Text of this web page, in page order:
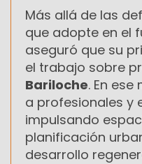
Más allá de las
que adopte en el
aseguró que su
el trabajo sobre
Bariloche. En
a profesionales y
impulsando
planificación
desarrollo